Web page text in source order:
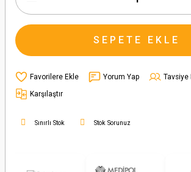
SEPETE EKLE
Yorum Yap Tavsiye
Karşılaştır
Sınırlı Stok Stok Sorunuz